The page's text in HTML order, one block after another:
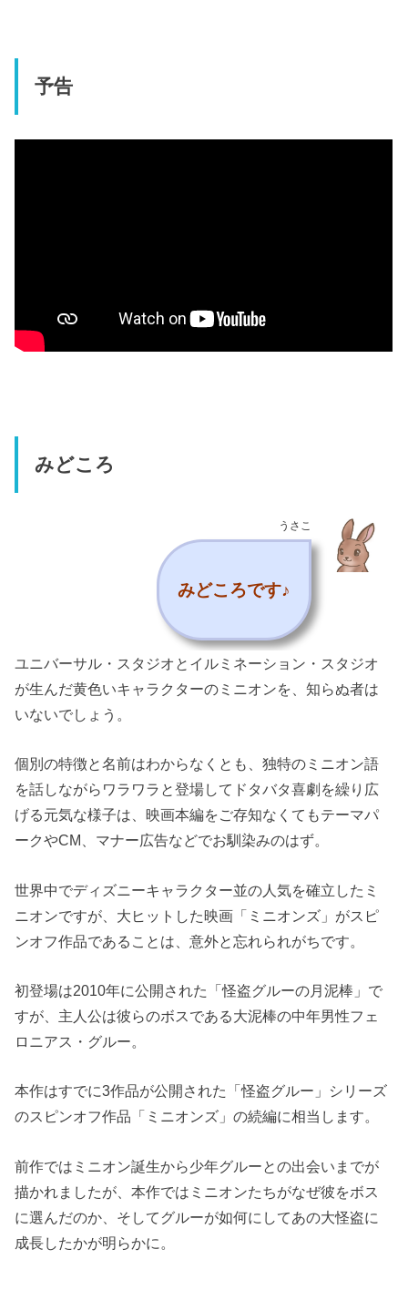
予告
みどころ
うさこ
みどころです♪
ユニバーサル・スタジオとイルミネーション・スタジオ
が生んだ黄色いキャラクターのミニオンを、知らぬ者は
いないでしょう。
個別の特徴と名前はわからなくとも、独特のミニオン語
を話しながらワラワラと登場してドタバタ喜劇を繰り広
げる元気な様子は、映画本編をご存知なくてもテーマパ
ークやCM、マナー広告などでお馴染みのはず。
世界中でディズニーキャラクター並の人気を確立したミ
ニオンですが、大ヒットした映画「ミニオンズ」がスピ
ンオフ作品であることは、意外と忘れられがちです。
初登場は2010年に公開された「怪盗グルーの月泥棒」で
すが、主人公は彼らのボスである大泥棒の中年男性フェ
ロニアス・グルー。
本作はすでに3作品が公開された「怪盗グルー」シリーズ
のスピンオフ作品「ミニオンズ」の続編に相当します。
前作ではミニオン誕生から少年グルーとの出会いまでが
描かれましたが、本作ではミニオンたちがなぜ彼をボス
に選んだのか、そしてグルーが如何にしてあの大怪盗に
成長したかが明らかに。